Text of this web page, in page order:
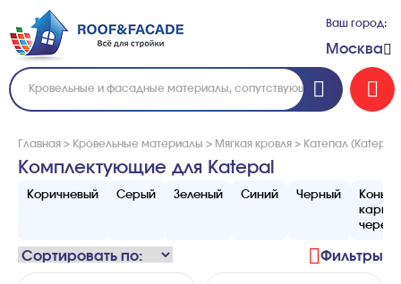
Ваш город:
Москва
Главная > Кровельные материалы > Мягкая кровля > Катепал (Katepal)
Комплектующие для Katepal
Коричневый Серый Зеленый Синий Черный
Фильтры